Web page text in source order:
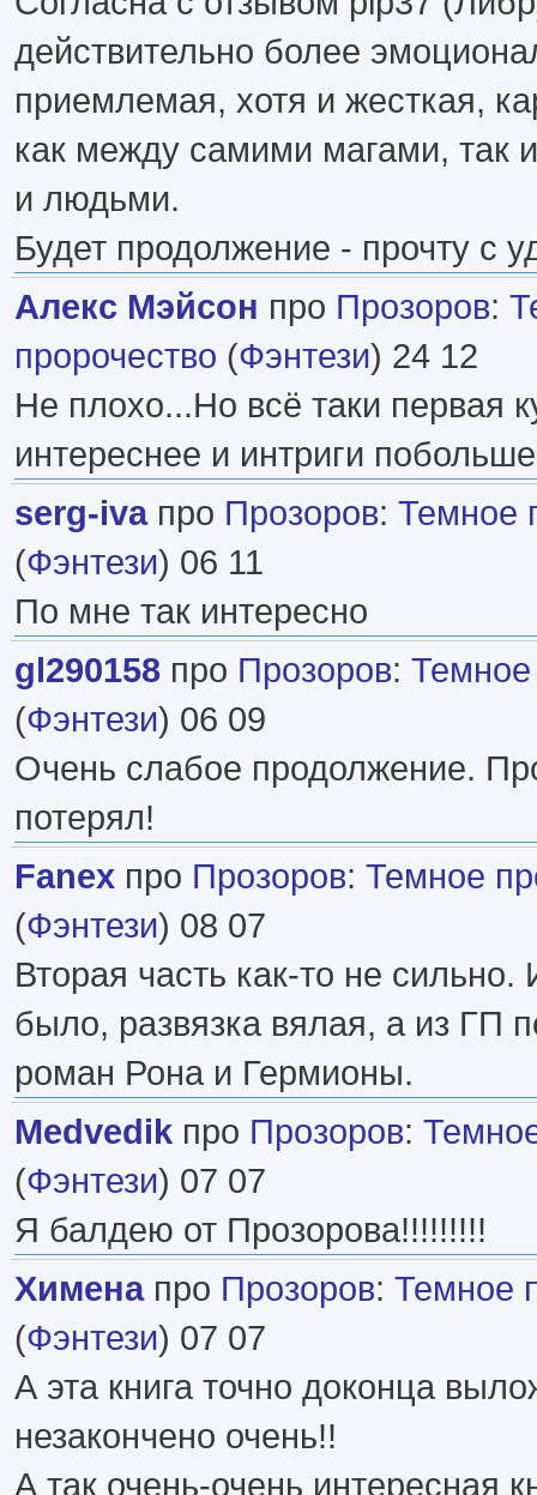
действительно более
приемлемая, хотя и жесткая,
как между самими магами, так
и людьми.
Будет продолжение - прочту с
Алекс Мэйсон про Прозоров:
пророчество (Фэнтези) 24 12
Не плохо...Но всё таки первая
интереснее и интриги
serg-ivaпро Прозоров: Темное
(Фэнтези) 06 11
По мне так интересно
gl290158 про Прозоров: Темное
(Фэнтези) 06 09
Очень слабое продолжение.
потерял!
Fanex про Прозоров: Темное
(Фэнтези) 08 07
Вторая часть как-то не сильно.
было, развязка вялая, а из ГП
роман Рона и Гермионы.
Medvedik про Прозоров:
(Фэнтези) 07 07
Я балдею от Прозорова!!!!!!!!!
Хименапро Прозоров: Темное
(Фэнтези) 07 07
А эта книга точно доконца
незакончено очень!!
А так очень-очень интересная